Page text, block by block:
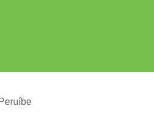
e Freio Solo